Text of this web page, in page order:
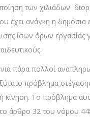
των χιλιάδων
έχει ανάγκη η δημόσια
ίσων όρων εργασίας
πάρα πολλοί
πρόβλημα
κίνηση. Το πρόβλημα
το άρθρο 32 του νόμου